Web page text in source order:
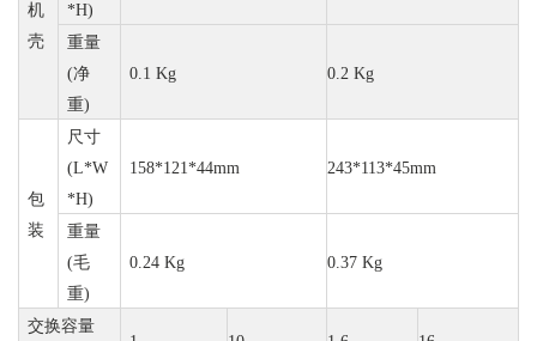
机
壳
*H)
重量
(净
重)
0.1 Kg 0.2 Kg
包
装
尺寸
(L*W
*H)
158*121*44mm 243*113*45mm
重量
(毛
重)
0.24Kg 0.37 Kg
交换容量